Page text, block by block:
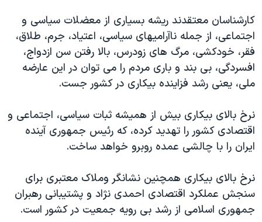
صفحه‌های ویژه
سفر پرزیدنت ترامپ به چین
کارشناسان معتقدند ریشه بسیاری از معضلات سیاسی و
اجتماعی، از جمله ناآرامیهای سیاسی، اعتیاد، جرم، طلاق،
فقر، خودکشی، مرگ های زودرس، بالا رفتن سن ازدواج،
افسردگی، بی بند و باری مردم را می توان در این عارضه
ملی، یعنی رشد فزاینده بیکاری در کشور جست.
نرخ بالای بیکاری بیش از همیشه ثبات سیاسی، اجتماعی و
اقتصادی کشور را تهدید کرده، که رئیس جمهوری آینده
ایران را با چالشی عمده روبرو خواهد ساخت.
نرخ بالای بیکاری همچنین نشانگر وملاک معتبری برای
سنجش عملکرد اقتصادی احمدی نژاد و پشتیبانی رهبران
جمهوری اسلامی از رشد بی رویه جمعیت در کشور است.